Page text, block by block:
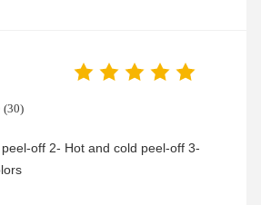
(30)
off 2- Hot and cold peel-off 3-